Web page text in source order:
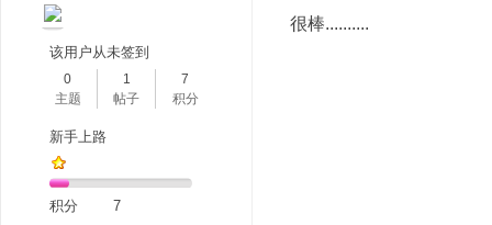
该用户从未签到
0
主题
1
帖子
7
积分
新手上路
积分 7
很棒..........